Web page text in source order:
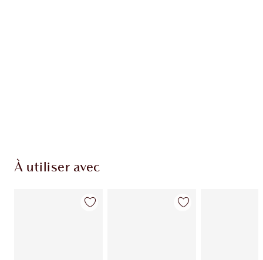
À utiliser avec